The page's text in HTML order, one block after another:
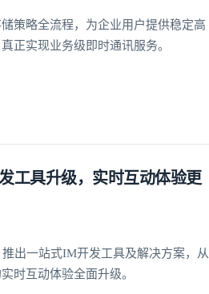
策略全流程，为企业用户提供稳定高
正实现业务级即时通讯服务。
工具升级，实时互动体验更
出一站式IM开发工具及解决方案，从
时互动体验全面升级。